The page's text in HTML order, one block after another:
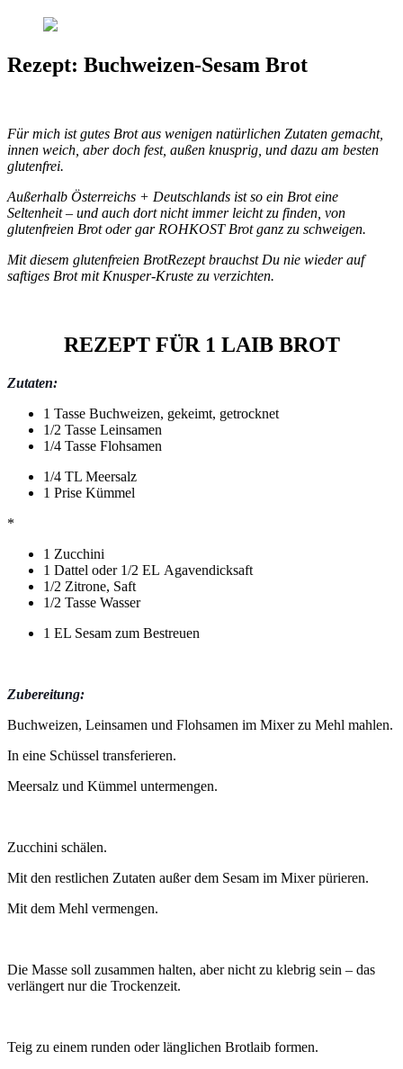
Rezept: Buchweizen-Sesam Brot
Für mich ist gutes Brot aus wenigen natürlichen Zutaten gemacht,
innen weich, aber doch fest, außen knusprig, und dazu am besten
glutenfrei.
Außerhalb Österreichs + Deutschlands ist so ein Brot eine
Seltenheit – und auch dort nicht immer leicht zu finden, von
glutenfreien Brot oder gar ROHKOST Brot ganz zu schweigen.
Mit diesem glutenfreien BrotRezept brauchst Du nie wieder auf
saftiges Brot mit Knusper-Kruste zu verzichten.
REZEPT FÜR 1 LAIB BROT
Zutaten:
1 Tasse Buchweizen, gekeimt, getrocknet
1/2 Tasse Leinsamen
1/4 Tasse Flohsamen
1/4 TL Meersalz
1 Prise Kümmel
*
1 Zucchini
1 Dattel oder 1/2 EL Agavendicksaft
1/2 Zitrone, Saft
1/2 Tasse Wasser
1 EL Sesam zum Bestreuen
Zubereitung:
Buchweizen, Leinsamen und Flohsamen im Mixer zu Mehl mahlen.
In eine Schüssel transferieren.
Meersalz und Kümmel untermengen.
Zucchini schälen.
Mit den restlichen Zutaten außer dem Sesam im Mixer pürieren.
Mit dem Mehl vermengen.
Die Masse soll zusammen halten, aber nicht zu klebrig sein – das
verlängert nur die Trockenzeit.
Teig zu einem runden oder länglichen Brotlaib formen.